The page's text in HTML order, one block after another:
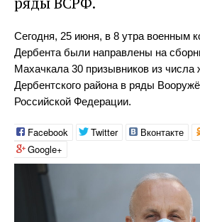
Сегодня, 25 июня, в 8 утра военным
Дербента были направлены на
Махачкала 30 призывников из числа
Дербентского района в ряды
Российской Федерации.
Facebook Twitter Вконтакте
Google+